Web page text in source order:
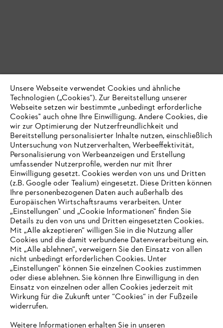
IHR BROWSER WIRD NICHT
UNTERSTÜTZT
eine optimale Nutzung unserer Seite empfehlen wir Ihnen, zu
Unsere Webseite verwendet Cookies und ähnliche
Technologien („Cookies“). Zur Bereitstellung unserer
Webseite setzen wir bestimmte „unbedingt erforderliche
Cookies" auch ohne Ihre Einwilligung. Andere Cookies, die
wir zur Optimierung der Nutzerfreundlichkeit und
Bereitstellung personalisierter Inhalte nutzen, einschließlich
Untersuchung von Nutzerverhalten, Werbeeffektivität,
Personalisierung von Werbeanzeigen und Erstellung
umfassender Nutzerprofile, werden nur mit Ihrer
Einwilligung gesetzt. Cookies werden von uns und Dritten
(z.B. Google oder Tealium) eingesetzt. Diese Dritten können
Ihre personenbezogenen Daten auch außerhalb des
Europäischen Wirtschaftsraums verarbeiten. Unter
„Einstellungen" und „Cookie Informationen“ finden Sie
Details zu den von uns und Dritten eingesetzten Cookies.
Mit „Alle akzeptieren“ willigen Sie in die Nutzung aller
Cookies und die damit verbundene Datenverarbeitung ein.
Mit „Alle ablehnen“, verweigern Sie den Einsatz von allen
nicht unbedingt erforderlichen Cookies. Unter
„Einstellungen“ können Sie einzelnen Cookies zustimmen
oder diese ablehnen. Sie können Ihre Einwilligung in den
Einsatz von einzelnen oder allen Cookies jederzeit mit
Wirkung für die Zukunft unter “Cookies“ in der Fußzeile
widerrufen.
Weitere Informationen erhalten Sie in unseren